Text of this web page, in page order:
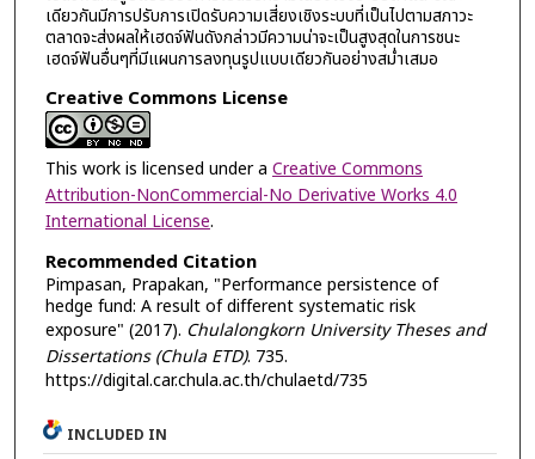
เดียวกันมีการปรับการเปิดรับความเสี่ยงเชิงระบบที่เป็นไปตามสภาวะ
ตลาดจะส่งผลให้เฮดจ์ฟันดังกล่าวมีความน่าจะเป็นสูงสุดในการชนะ
เฮดจ์ฟันอื่นๆที่มีแผนการลงทุนรูปแบบเดียวกันอย่างสม่ำเสมอ
Creative Commons License
This work is licensed under a Creative Commons
Attribution-NonCommercial-No Derivative Works 4.0
International License.
Recommended Citation
Pimpasan, Prapakan, "Performance persistence of
hedge fund: A result of different systematic risk
exposure" (2017). Chulalongkorn University Theses and
Dissertations (Chula ETD). 735.
https://digital.car.chula.ac.th/chulaetd/735
INCLUDED IN